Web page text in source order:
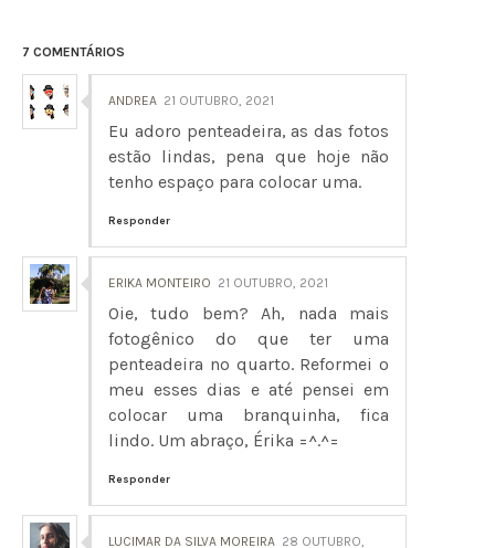
7 COMENTÁRIOS
ANDREA 21 OUTUBRO, 2021
Eu adoro penteadeira, as das fotos
estão lindas, pena que hoje não
tenho espaço para colocar uma.
Responder
ERIKA MONTEIRO 21 OUTUBRO, 2021
Oie, tudo bem? Ah, nada mais
fotogênico do que ter uma
penteadeira no quarto. Reformei o
meu esses dias e até pensei em
colocar uma branquinha, fica
lindo. Um abraço, Érika =^.^=
Responder
LUCIMAR DA SILVA MOREIRA 28 OUTUBRO,